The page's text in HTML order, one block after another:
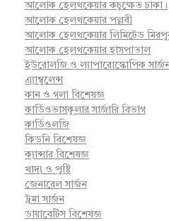
আলোক হেলথকেয়ার কচুক্ষেত ঢাকা।
আলোক হেলথকেয়ার পল্লবী
আলোক হেলথকেয়ার লিমিটেড
আলোক হেলথকেয়ার হাসপাতাল
ইউরোলজি ও ল্যাপারোস্কোপিক
এ্যাম্বুলেন্স
কান ও গলা বিশেষজ্ঞ
কার্ডিওভাসকুলার সার্জারি বিভাগ
কার্ডিওলজি
কিডনি বিশেষজ্ঞ
ক্যান্সার বিশেষজ্ঞ
খাদ্য ও পুষ্টি
জেনারেল সার্জন
ট্রমা সার্জন
ডায়াবেটিস বিশেষজ্ঞ